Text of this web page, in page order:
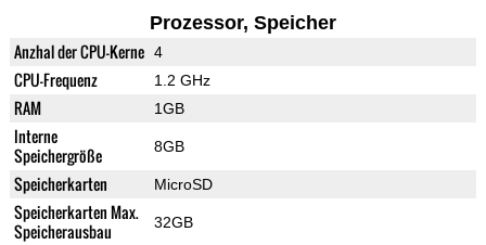
Prozessor, Speicher
Anzhal der CPU-Kerne 4
CPU-Frequenz 1.2 GHz
RAM 1GB
Interne
Speichergröße
8GB
Speicherkarten MicroSD
Speicherkarten Max.
Speicherausbau
32GB